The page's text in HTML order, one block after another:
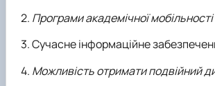
Програми академічної
Сучасне інформаційне
Можливість отримати подвійний